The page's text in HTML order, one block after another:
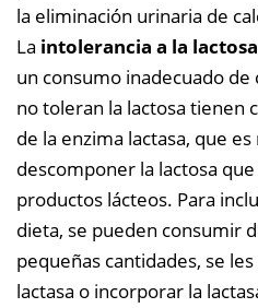
la eliminación urinaria de
La intolerancia a la lactosa
un consumo inadecuado de
no toleran la lactosa tienen
de la enzima lactasa, que
descomponer la lactosa
productos lácteos. Para
dieta, se pueden consumir
pequeñas cantidades, se
lactasa o incorporar la